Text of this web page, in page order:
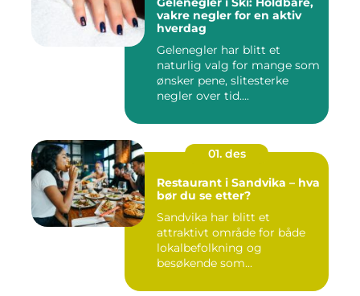
vakre negler for en aktiv
hverdag
Gelenegler har blitt et
naturlig valg for mange som
ønsker pene, slitesterke
negler over tid....
01. des
Restaurant i Sandvika – hva
bør du se etter?
Sandvika har blitt et
attraktivt område for både
lokalbefolkning og
besøkende som...